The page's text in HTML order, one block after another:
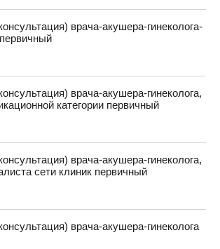
врача-акушера-гинеколога-
врача-акушера-гинеколога,
категории первичный
врача-акушера-гинеколога,
сети клиник первичный
врача-акушера-гинеколога